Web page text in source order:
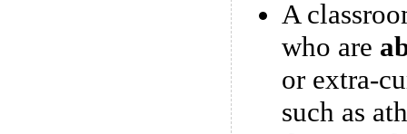
A
who are
or extra-
such as